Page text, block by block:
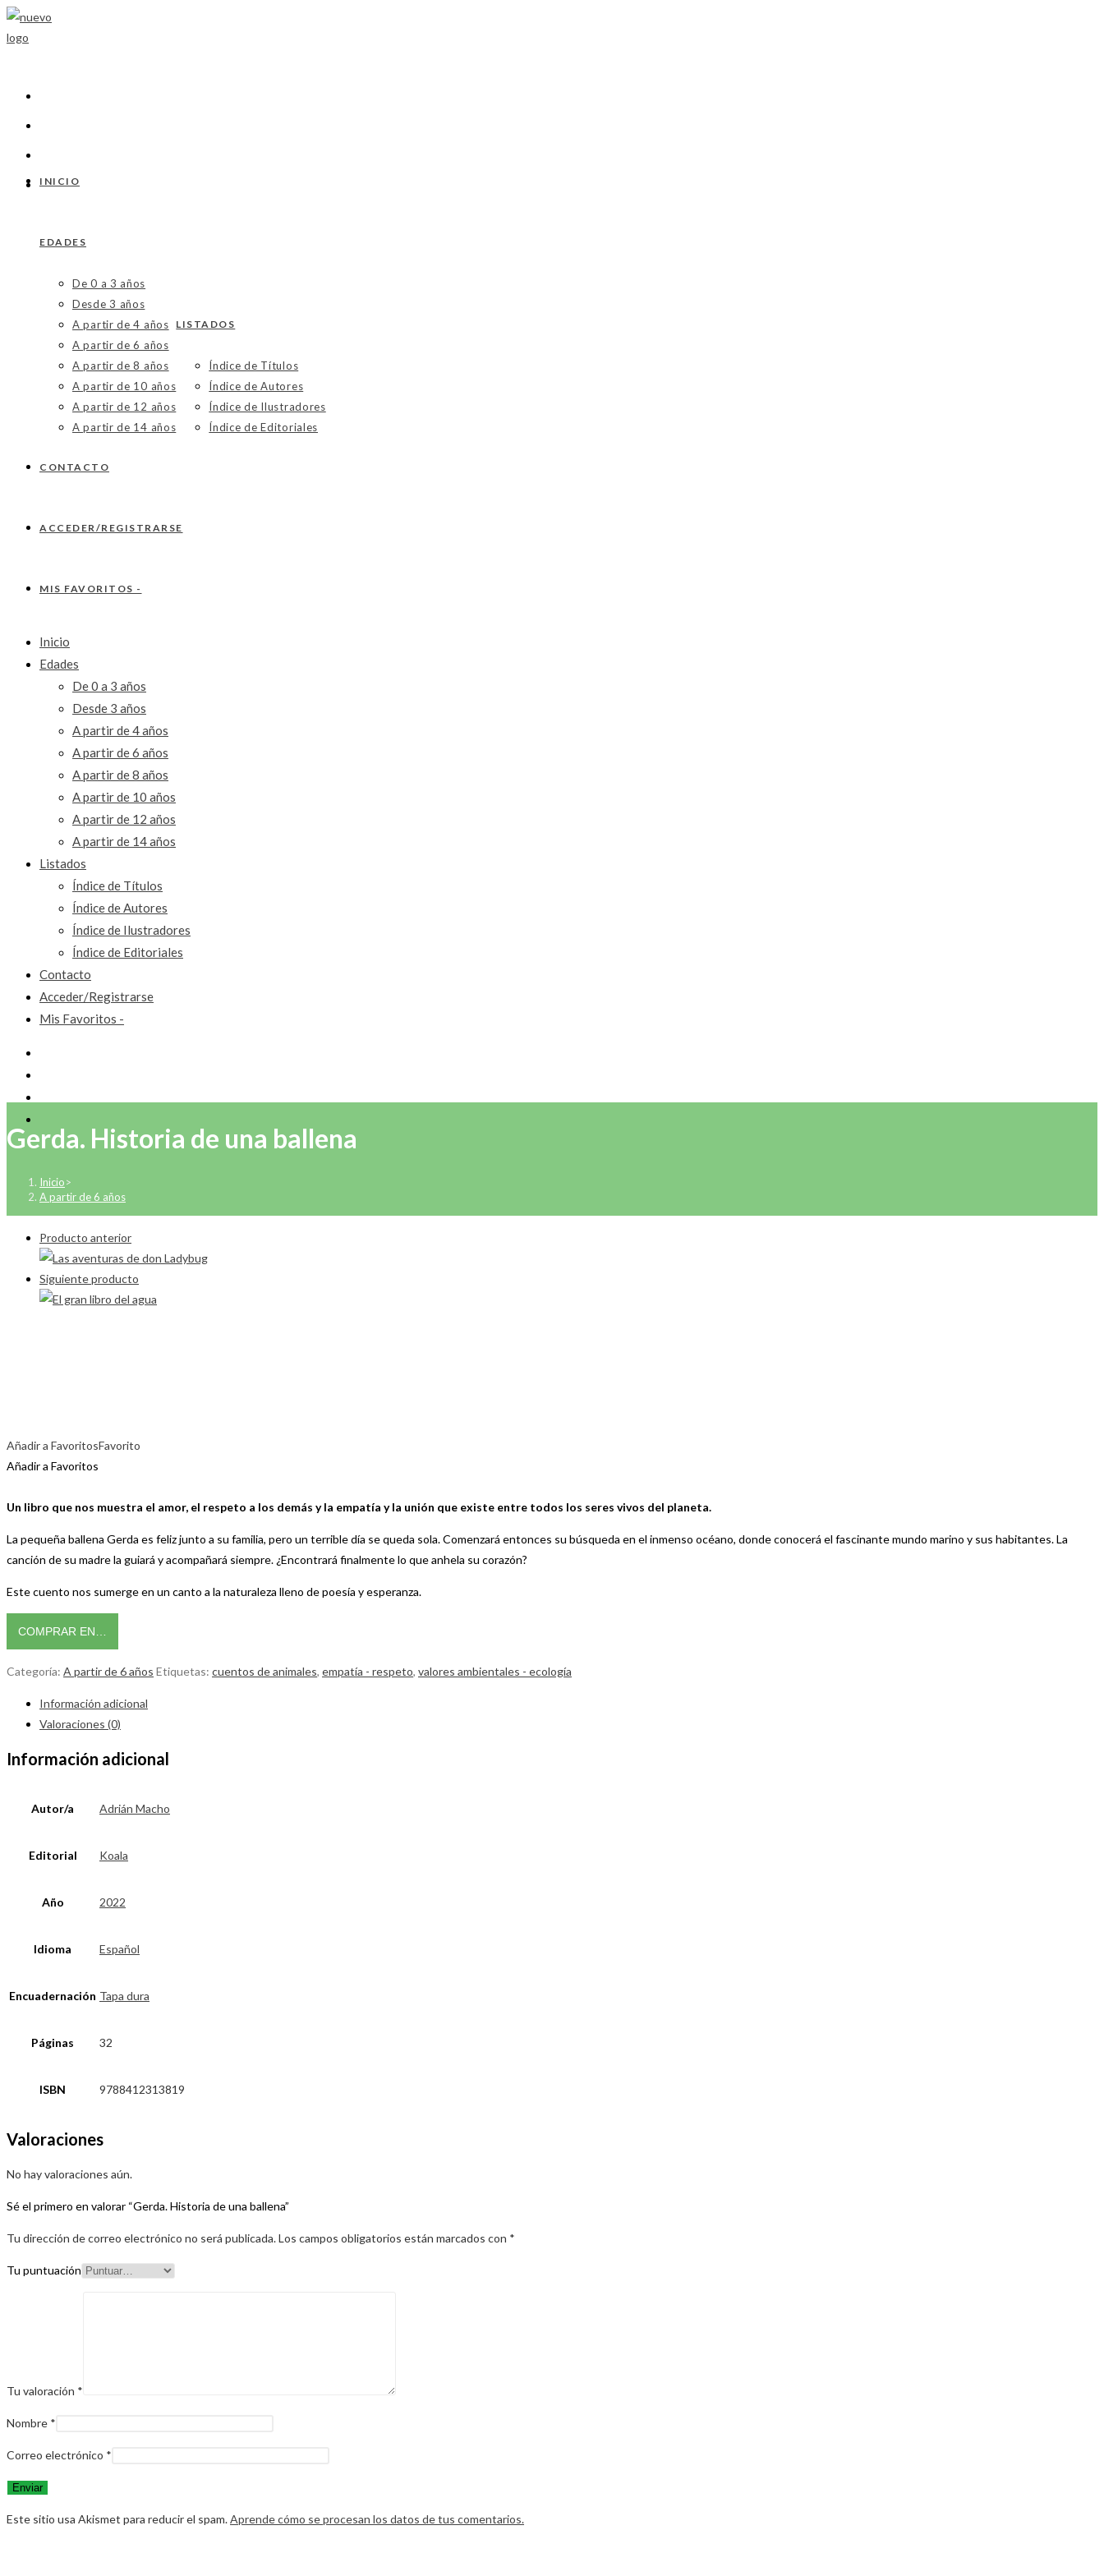
Ir
al
INICIO
EDADES
De 0 a 3 años
Desde 3 años
A partir de 4 años
A partir de 6 años
A partir de 8 años
A partir de 10 años
A partir de 12 años
A partir de 14 años
LISTADOS
Índice de Títulos
Índice de Autores
Índice de Ilustradores
Índice de Editoriales
CONTACTO
ACCEDER/REGISTRARSE
MIS FAVORITOS -
Inicio
Edades
De 0 a 3 años
Desde 3 años
A partir de 4 años
A partir de 6 años
A partir de 8 años
A partir de 10 años
A partir de 12 años
A partir de 14 años
Listados
Índice de Títulos
Índice de Autores
Índice de Ilustradores
Índice de Editoriales
Contacto
Acceder/Registrarse
Mis Favoritos -
Gerda. Historia de una ballena
Inicio>
A partir de 6 años
Producto anterior
Siguiente producto
Añadir a FavoritosFavorito
Añadir a Favoritos
Un libro que nos muestra el amor, el respeto a los demás y la empatía y la unión que existe entre todos los seres vivos del planeta.
La pequeña ballena Gerda es feliz junto a su familia, pero un terrible día se queda sola. Comenzará entonces su búsqueda en el inmenso océano, donde conocerá el fascinante mundo marino y sus habitantes. La
canción de su madre la guiará y acompañará siempre. ¿Encontrará finalmente lo que anhela su corazón?
Este cuento nos sumerge en un canto a la naturaleza lleno de poesía y esperanza.
COMPRAR EN…
Categoría: A partir de 6 años Etiquetas: cuentos de animales, empatía - respeto, valores ambientales - ecología
Información adicional
Valoraciones (0)
Información adicional
Autor/a Adrián Macho
Editorial Koala
Año 2022
Idioma Español
Encuadernación Tapa dura
Páginas 32
ISBN 9788412313819
Valoraciones
No hay valoraciones aún.
Sé el primero en valorar “Gerda. Historia de una ballena”
Tu dirección de correo electrónico no será publicada.Los campos obligatorios están marcados con *
Tu puntuación
Tu valoración *
Nombre *
Correo electrónico *
Este sitio usa Akismet para reducir el spam.Aprende cómo se procesan los datos de tus comentarios.